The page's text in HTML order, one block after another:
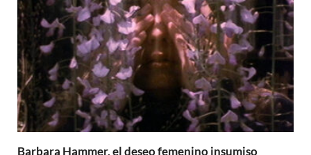
Barbara Hammer, el deseo femenino insumiso